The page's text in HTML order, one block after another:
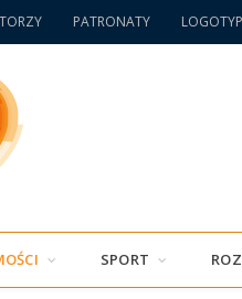
PATRONATY
SPORT